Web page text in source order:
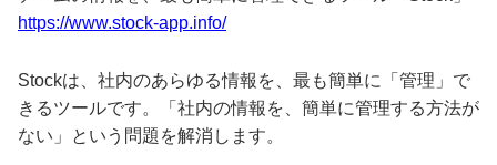
https://www.stock-app.info/
Stockは、社内のあらゆる情報を、最も簡単に「管理」で
きるツールです。「社内の情報を、簡単に管理する方法が
ない」という問題を解消します。